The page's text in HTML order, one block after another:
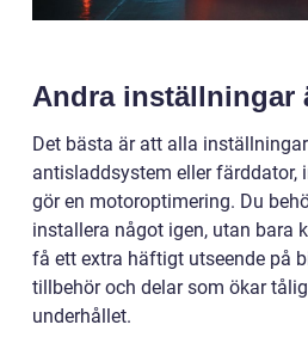
Andra inställningar
Det bästa är att alla
antisladdsystem eller färddator,
gör en motoroptimering. Du
installera något igen, utan bara
få ett extra häftigt utseende på
tillbehör och delar som ökar
underhållet.